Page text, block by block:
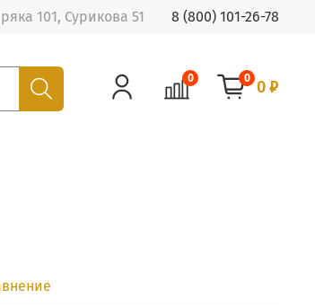
101, Сурикова 51 8 (800) 101-26-78
0 0 0 ₽